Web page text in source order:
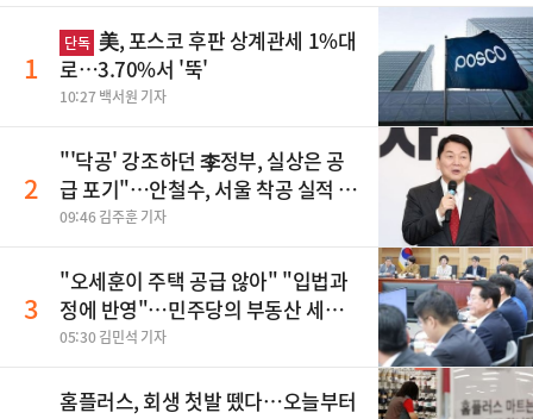
1
단독 美, 포스코 후판 상계관세 1%대
로…3.70%서 '뚝'
10:27 백서원 기자
2
"'닥공' 강조하던 李정부, 실상은 공
급 포기"…안철수, 서울 착공 실적 미
달 비판
09:46 김주훈 기자
3
"오세훈이 주택 공급 않아" "입법과
정에 반영"…민주당의 부동산 세제
개편 해법은
05:30 김민석 기자
홈플러스, 회생 첫발 뗐다…오늘부터